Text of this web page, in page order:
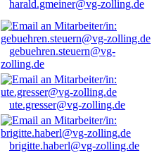
harald.gmeiner@vg-zolling.de
gebuehren.steuern@vg-
zolling.de
ute.gresser@vg-zolling.de
brigitte.haberl@vg-zolling.de